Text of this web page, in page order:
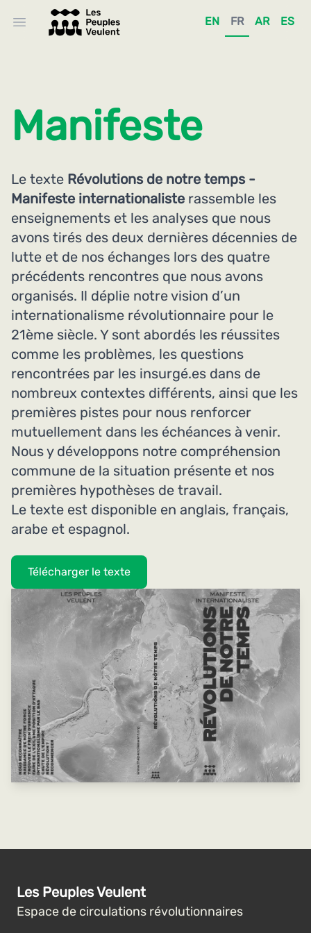
Open main menu
EN FR AR ES
Manifeste
Le texte Révolutions de notre temps -
Manifeste internationaliste rassemble les
enseignements et les analyses que nous
avons tirés des deux dernières décennies de
lutte et de nos échanges lors des quatre
précédents rencontres que nous avons
organisés. Il déplie notre vision d’un
internationalisme révolutionnaire pour le
21ème siècle. Y sont abordés les réussites
comme les problèmes, les questions
rencontrées par les insurgé.es dans de
nombreux contextes différents, ainsi que les
premières pistes pour nous renforcer
mutuellement dans les échéances à venir.
Nous y développons notre compréhension
commune de la situation présente et nos
premières hypothèses de travail.
Le texte est disponible en anglais, français,
arabe et espagnol.
Télécharger le texte
Les Peuples Veulent
Espace de circulations révolutionnaires